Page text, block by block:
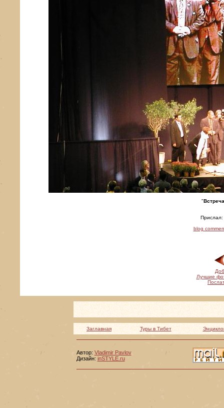
"
Прислал:
blog
Лучшие
Заглавная Туры в Тибет
Автор: Vladimir Pavlov
Дизайн: inSTYLE.ru